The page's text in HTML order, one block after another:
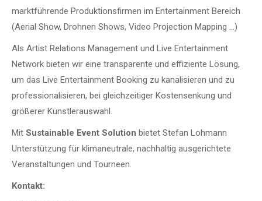
marktführende Produktionsfirmen im Entertainment Bereich
(Aerial Show, Drohnen Shows, Video Projection Mapping …)
Als Artist Relations Management und Live Entertainment
Network bieten wir eine transparente und effiziente Lösung,
um das Live Entertainment Booking zu kanalisieren und zu
professionalisieren, bei gleichzeitiger Kostensenkung und
größerer Künstlerauswahl.
Mit Sustainable Event Solution bietet Stefan Lohmann
Unterstützung für klimaneutrale, nachhaltig ausgerichtete
Veranstaltungen und Tourneen.
Kontakt: